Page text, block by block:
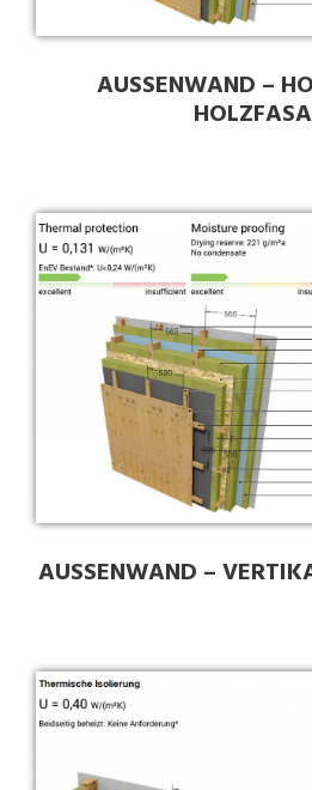
AUSSENWAND –
AUSSENWAND –